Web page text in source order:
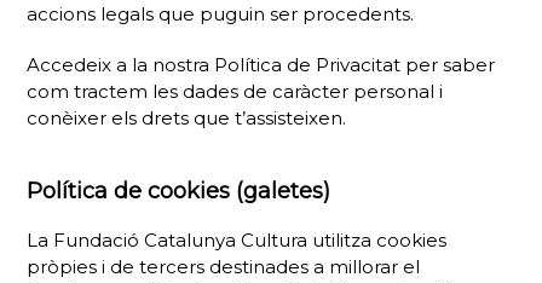
accions legals que puguin ser procedents.
Accedeix a la nostra Política de Privacitat per saber
com tractem les dades de caràcter personal i
conèixer els drets que t’assisteixen.
Política de cookies (galetes)
La Fundació Catalunya Cultura utilitza cookies
pròpies i de tercers destinades a millorar el